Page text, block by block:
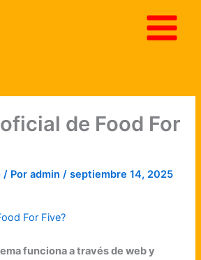
de Food For
/ Poradmin/septiembre 14, 2025
For Five?
funciona a través de web y